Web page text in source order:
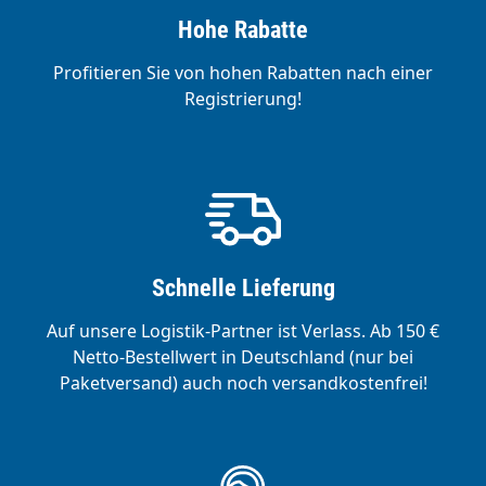
Hohe Rabatte
Profitieren Sie von hohen Rabatten nach einer
Registrierung!
Schnelle Lieferung
Auf unsere Logistik-Partner ist Verlass. Ab 150 €
Netto-Bestellwert in Deutschland (nur bei
Paketversand) auch noch versandkostenfrei!